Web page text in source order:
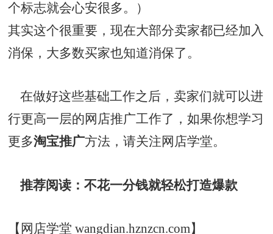
个标志就会心安很多。）
其实这个很重要，现在大部分卖家都已经加入
消保，大多数买家也知道消保了。
在做好这些基础工作之后，卖家们就可以进
行更高一层的网店推广工作了，如果你想学习
更多淘宝推广方法，请关注网店学堂。
推荐阅读：不花一分钱就轻松打造爆款
【网店学堂 wangdian.hznzcn.com】